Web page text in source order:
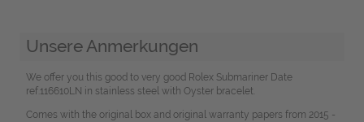
Unsere Anmerkungen
We offer you this good to very good Rolex Submariner Date
ref.116610LN in stainless steel with Oyster bracelet.
Comes with the original box and original warranty papers from 2015 -